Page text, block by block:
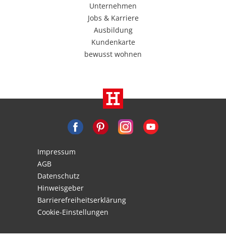
Unternehmen
Jobs & Karriere
Ausbildung
Kundenkarte
bewusst wohnen
Impressum
AGB
Datenschutz
Hinweisgeber
Barrierefreiheitserklärung
Cookie-Einstellungen